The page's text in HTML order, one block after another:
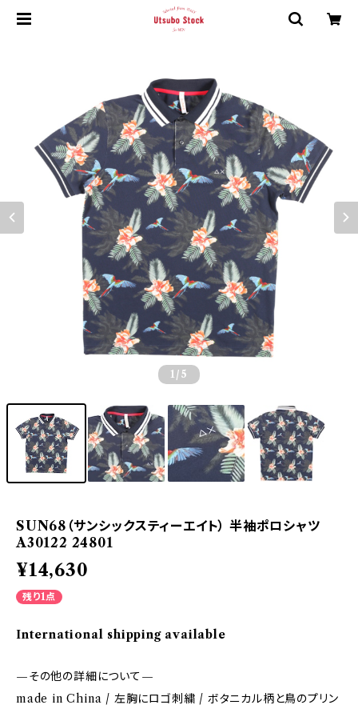
1 /5
SUN68（サンシックスティーエイト） 半袖ポロシャツ
A30122 24801
¥14,630
残り1点
International shipping available
—その他の詳細について—
made in China / 左胸にロゴ刺繍 / ボタニカル柄と鳥のプリン